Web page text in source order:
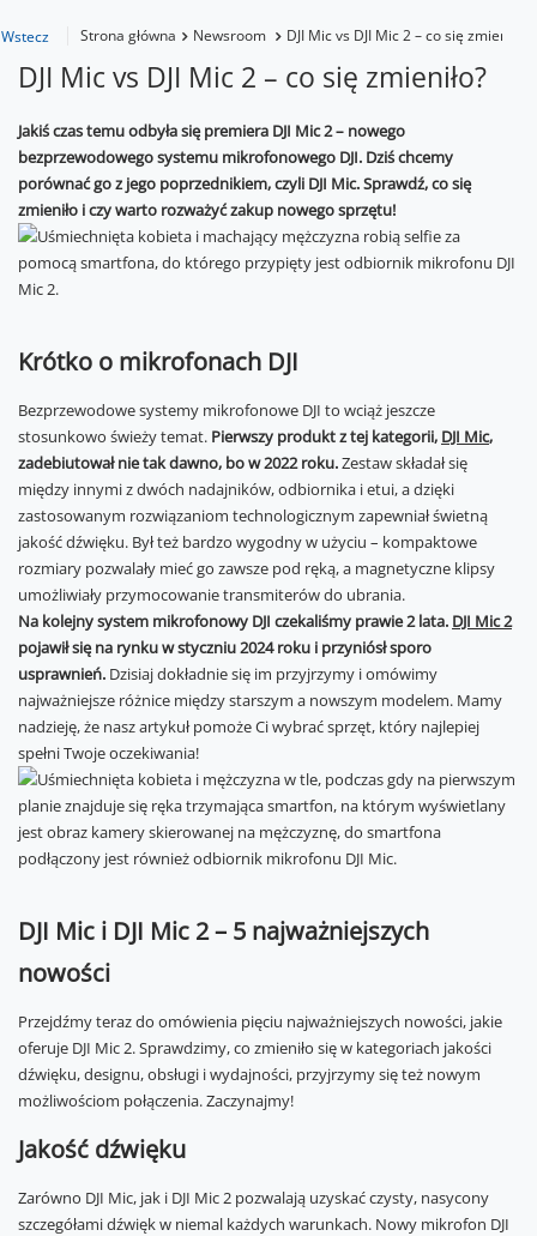
Wstecz Strona główna Newsroom DJI Mic vs DJI Mic 2 – co się zmieniło?
DJI Mic vs DJI Mic 2 – co się zmieniło?
Jakiś czas temu odbyła się premiera DJI Mic 2 – nowego
bezprzewodowego systemu mikrofonowego DJI. Dziś chcemy
porównać go z jego poprzednikiem, czyli DJI Mic. Sprawdź, co się
zmieniło i czy warto rozważyć zakup nowego sprzętu!
Krótko o mikrofonach DJI
Bezprzewodowe systemy mikrofonowe DJI to wciąż jeszcze
stosunkowo świeży temat. Pierwszy produkt z tej kategorii, DJI Mic,
zadebiutował nie tak dawno, bo w 2022 roku.Zestaw składał się
między innymi z dwóch nadajników, odbiornika i etui, a dzięki
zastosowanym rozwiązaniom technologicznym zapewniał świetną
jakość dźwięku. Był też bardzo wygodny w użyciu – kompaktowe
rozmiary pozwalały mieć go zawsze pod ręką, a magnetyczne klipsy
umożliwiały przymocowanie transmiterów do ubrania.
Na kolejny system mikrofonowy DJI czekaliśmy prawie 2 lata. DJI Mic 2
pojawił się na rynku w styczniu 2024 roku i przyniósł sporo
usprawnień. Dzisiaj dokładnie się im przyjrzymy i omówimy
najważniejsze różnice między starszym a nowszym modelem. Mamy
nadzieję, że nasz artykuł pomoże Ci wybrać sprzęt, który najlepiej
spełni Twoje oczekiwania!
DJI Mic i DJI Mic 2 – 5 najważniejszych
nowości
Przejdźmy teraz do omówienia pięciu najważniejszych nowości, jakie
oferuje DJI Mic 2. Sprawdzimy, co zmieniło się w kategoriach jakości
dźwięku, designu, obsługi i wydajności, przyjrzymy się też nowym
możliwościom połączenia. Zaczynajmy!
Jakość dźwięku
Zarówno DJI Mic, jak i DJI Mic 2 pozwalają uzyskać czysty, nasycony
szczegółami dźwięk w niemal każdych warunkach. Nowy mikrofon DJI